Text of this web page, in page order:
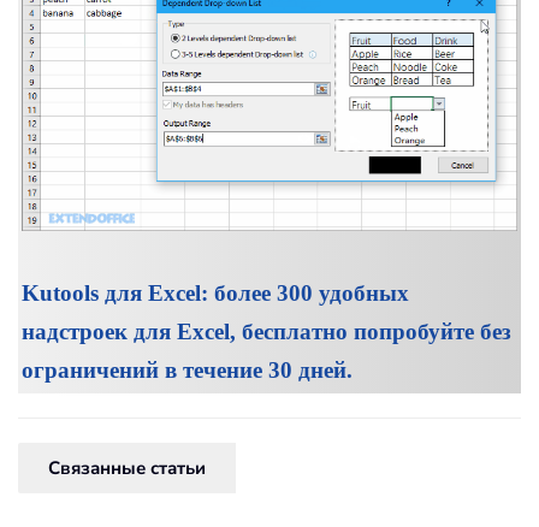
Kutools для Excel: более 300 удобных
надстроек для Excel, бесплатно попробуйте без
ограничений в течение 30 дней.
Связанные статьи